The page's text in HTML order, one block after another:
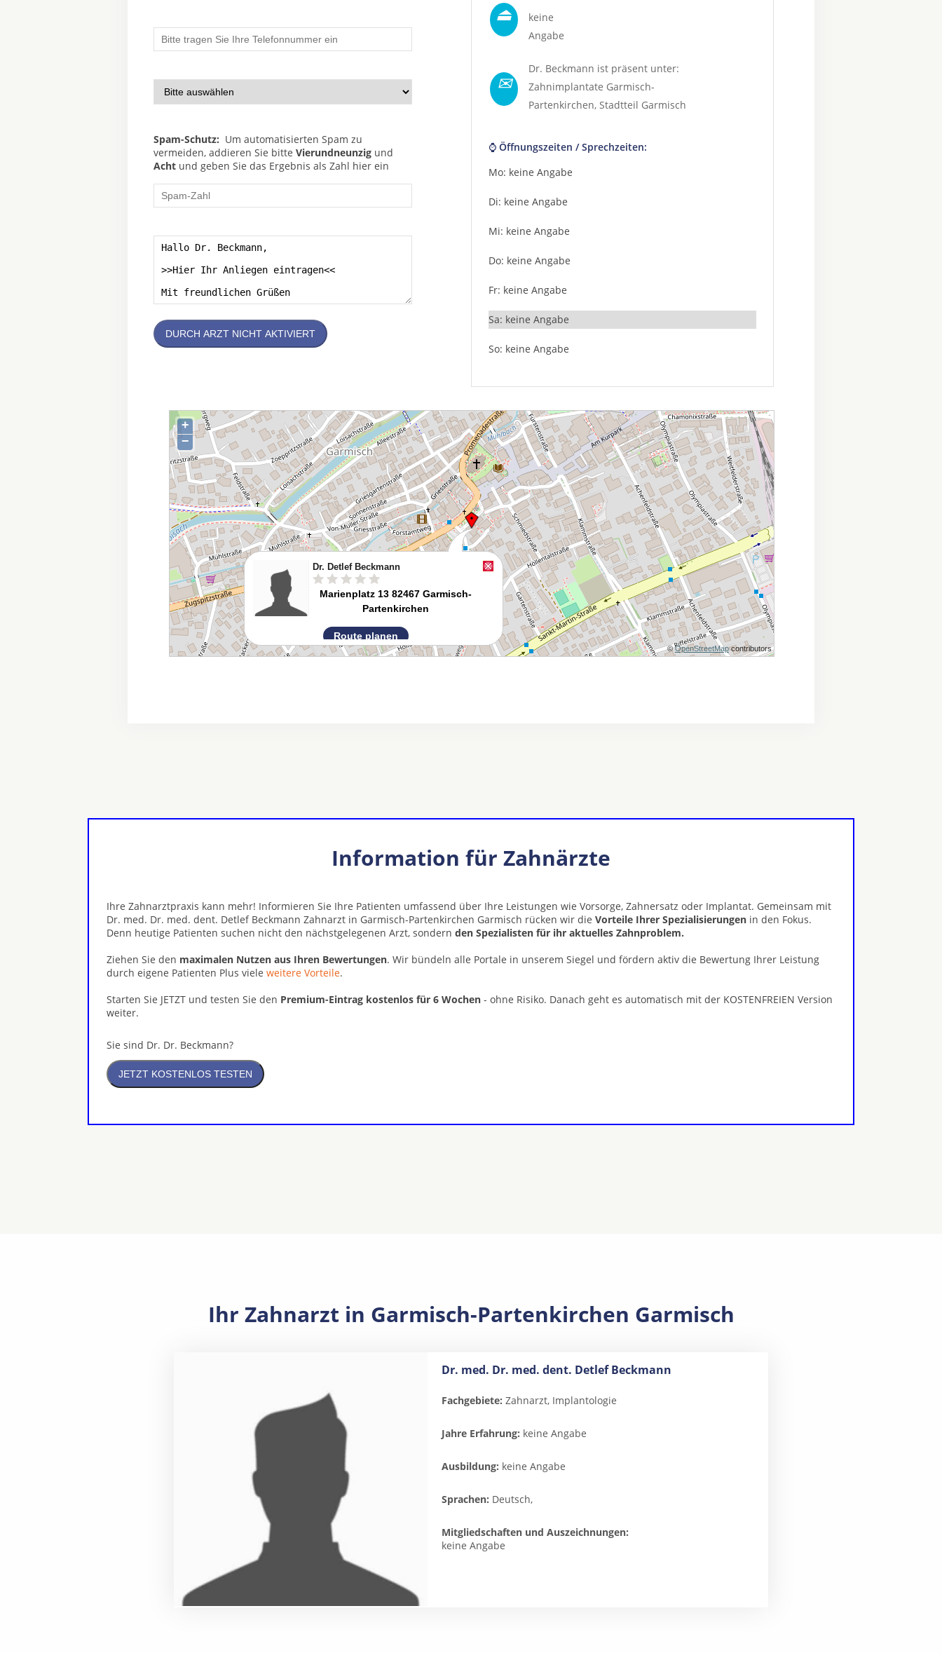
Spam-Schutz: Um automatisierten Spam zu
vermeiden, addieren Sie bitte Vierundneunzig und
Acht und geben Sie das Ergebnis als Zahl hier ein
DURCH ARZT NICHT AKTIVIERT
⏏
keine
Angabe
✉
Dr. Beckmann ist präsent unter:
Zahnimplantate Garmisch-
Partenkirchen, Stadtteil Garmisch
⌚ Öffnungszeiten / Sprechzeiten:
Mo: keine Angabe
Di: keine Angabe
Mi: keine Angabe
Do: keine Angabe
Fr: keine Angabe
Sa: keine Angabe
So: keine Angabe
Information für Zahnärzte
Ihre Zahnarztpraxis kann mehr! Informieren Sie Ihre Patienten umfassend über Ihre Leistungen wie Vorsorge, Zahnersatz oder Implantat. Gemeinsam mit
Dr. med. Dr. med. dent. Detlef Beckmann Zahnarzt in Garmisch-Partenkirchen Garmisch rücken wir die Vorteile Ihrer Spezialisierungen in den Fokus.
Denn heutige Patienten suchen nicht den nächstgelegenen Arzt, sondern den Spezialisten für ihr aktuelles Zahnproblem.
Ziehen Sie den maximalen Nutzen aus Ihren Bewertungen. Wir bündeln alle Portale in unserem Siegel und fördern aktiv die Bewertung Ihrer Leistung
durch eigene Patienten Plus viele weitere Vorteile.
Starten Sie JETZT und testen Sie den Premium-Eintrag kostenlos für 6 Wochen - ohne Risiko. Danach geht es automatisch mit der KOSTENFREIEN Version
weiter.
Sie sind Dr. Dr. Beckmann?
Ihr Zahnarzt in Garmisch-Partenkirchen Garmisch
Dr. med. Dr. med. dent. Detlef Beckmann
Fachgebiete: Zahnarzt, Implantologie
Jahre Erfahrung: keine Angabe
Ausbildung: keine Angabe
Sprachen: Deutsch,
Mitgliedschaften und Auszeichnungen:
keine Angabe